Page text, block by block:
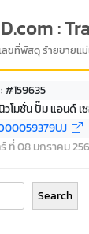
:
ลขที่พัสดุ ร้ายขายแ
#159635
โมชั่น ปั๊ม แอนด์ เ
ที่ 08 มกราคม
Search